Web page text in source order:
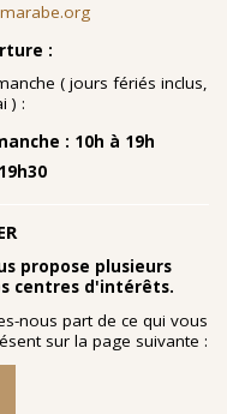
:
( jours fériés inclus,
) :
: 10h à 19h
propose plusieurs
centres d'intérêts.
nous part de ce qui vous
sur la page suivante :